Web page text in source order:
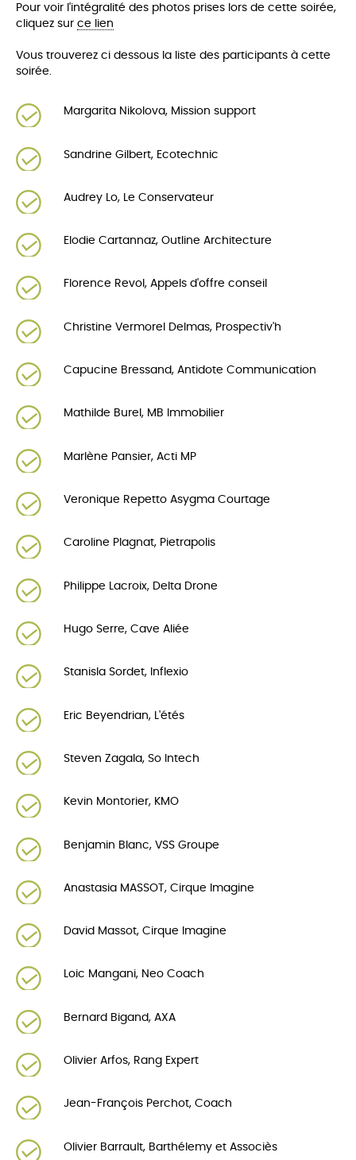
Pour voir l'intégralité des photos prises lors de cette soirée,
cliquez sur ce lien
Vous trouverez ci dessous la liste des participants à cette
soirée.
Margarita Nikolova, Mission support
Sandrine Gilbert, Ecotechnic
Audrey Lo, Le Conservateur
Elodie Cartannaz, Outline Architecture
Florence Revol, Appels d'offre conseil
Christine Vermorel Delmas, Prospectiv'h
Capucine Bressand, Antidote Communication
Mathilde Burel, MB Immobilier
Marlène Pansier, Acti MP
Veronique Repetto Asygma Courtage
Caroline Plagnat, Pietrapolis
Philippe Lacroix, Delta Drone
Hugo Serre, Cave Aliée
Stanisla Sordet, Inflexio
Eric Beyendrian, L'étés
Steven Zagala, So Intech
Kevin Montorier, KMO
Benjamin Blanc, VSS Groupe
Anastasia MASSOT, Cirque Imagine
David Massot, Cirque Imagine
Loic Mangani, Neo Coach
Bernard Bigand, AXA
Olivier Arfos, Rang Expert
Jean-François Perchot, Coach
Olivier Barrault, Barthélemy et Associès